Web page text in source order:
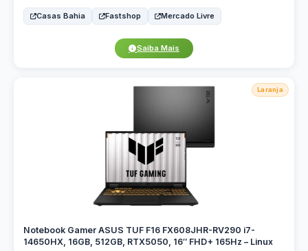
Casas Bahia Fastshop Mercado Livre
Saiba Mais
Laranja
Notebook Gamer ASUS TUF F16 FX608JHR-RV290 i7-
14650HX, 16GB, 512GB, RTX5050, 16″ FHD+ 165Hz – Linux